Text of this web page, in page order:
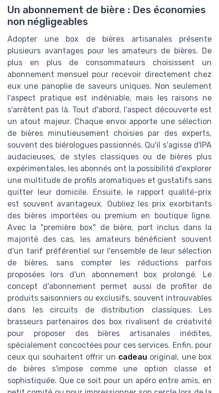
Un abonnement de bière : Des économies
non négligeables
Adopter une box de bières artisanales présente
plusieurs avantages pour les amateurs de bières. De
plus en plus de consommateurs choisissent un
abonnement mensuel pour recevoir directement chez
eux une panoplie de saveurs uniques. Non seulement
l'aspect pratique est indéniable, mais les raisons ne
s'arrêtent pas là. Tout d'abord, l'aspect découverte est
un atout majeur. Chaque envoi apporte une sélection
de bières minutieusement choisies par des experts,
souvent des biérologues passionnés. Qu'il s'agisse d'IPA
audacieuses, de styles classiques ou de bières plus
expérimentales, les abonnés ont la possibilité d'explorer
une multitude de profils aromatiques et gustatifs sans
quitter leur domicile. Ensuite, le rapport qualité-prix
est souvent avantageux. Oubliez les prix exorbitants
des bières importées ou premium en boutique ligne.
Avec la "première box" de bière, port inclus dans la
majorité des cas, les amateurs bénéficient souvent
d'un tarif préférentiel sur l'ensemble de leur sélection
de bières, sans compter les réductions parfois
proposées lors d'un abonnement box prolongé. Le
concept d'abonnement permet aussi de profiter de
produits saisonniers ou exclusifs, souvent introuvables
dans les circuits de distribution classiques. Les
brasseurs partenaires des box rivalisent de créativité
pour proposer des bières artisanales inédites,
spécialement concoctées pour ces services. Enfin, pour
ceux qui souhaitent offrir un cadeau original, une box
de bières s'impose comme une option classe et
sophistiquée. Que ce soit pour un apéro entre amis, en